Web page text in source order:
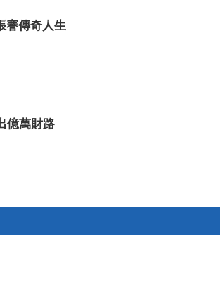
中国》 20120519
哈楼梯”
05-17 19:44:41
謇傳奇人生
億萬財路